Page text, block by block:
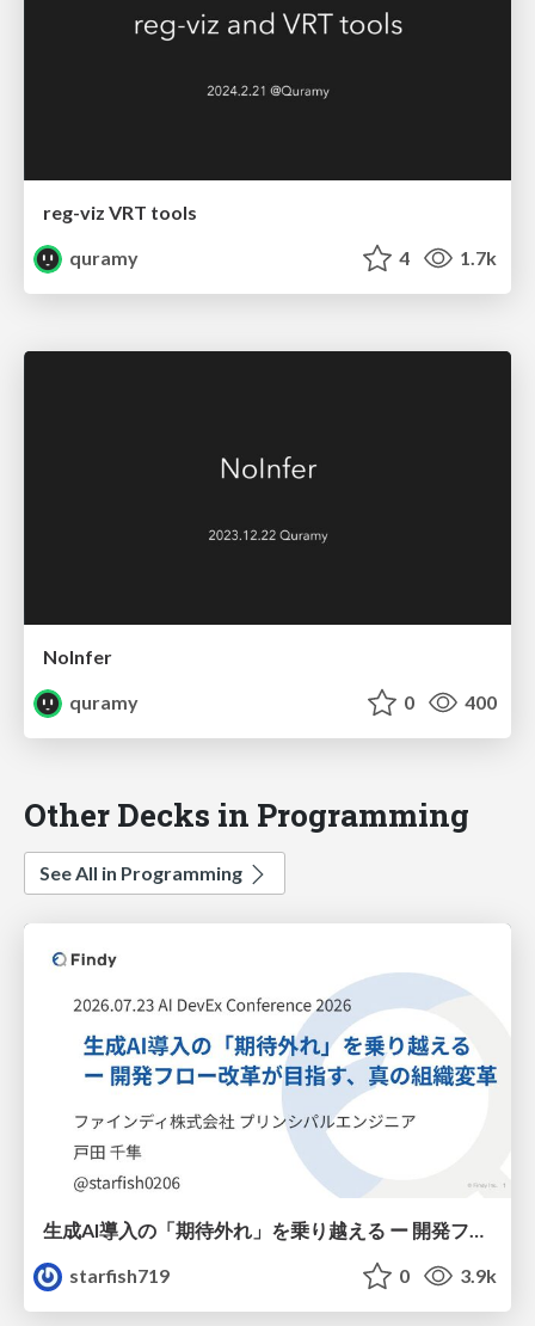
reg-viz VRT tools
quramy
4 1.7k
NoInfer
quramy
0 400
Other Decks in Programming
See All in Programming
starfish719
0 3.9k